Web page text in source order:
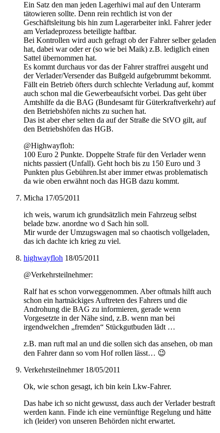
Ein Satz den man jeden Lagerhiwi mal auf den Unterarm
tätowieren sollte. Denn rein rechtlich ist von der
Geschäftsleitung bis hin zum Lagerarbeiter inkl. Fahrer jeder
am Verladeprozess beteiligte haftbar.
Bei Kontrollen wird auch gefragt ob der Fahrer selber geladen
hat, dabei war oder er (so wie bei Maik) z.B. lediglich einen
Sattel übernommen hat.
Es kommt durchaus vor das der Fahrer straffrei ausgeht und
der Verlader/Versender das Bußgeld aufgebrummt bekommt.
Fällt ein Betrieb öfters durch schlechte Verladung auf, kommt
auch schon mal die Gewerbeaufsicht vorbei. Das geht über
Amtshilfe da die BAG (Bundesamt für Güterkraftverkehr) auf
den Betriebshöfen nichts zu suchen hat.
Das ist aber eher selten da auf der Straße die StVO gilt, auf
den Betriebshöfen das HGB.
@Highwayfloh:
100 Euro 2 Punkte. Doppelte Strafe für den Verlader wenn
nichts passiert (Unfall). Geht hoch bis zu 150 Euro und 3
Punkten plus Gebühren.Ist aber immer etwas problematisch
da wie oben erwähnt noch das HGB dazu kommt.
Micha 17/05/2011
ich weis, warum ich grundsätzlich mein Fahrzeug selbst
belade bzw. anordne wo d Sach hin soll.
Mir wurde der Umzugswagen mal so chaotisch vollgeladen,
das ich dachte ich krieg zu viel.
highwayfloh 18/05/2011
@Verkehrsteilnehmer:
Ralf hat es schon vorweggenommen. Aber oftmals hilft auch
schon ein hartnäckiges Auftreten des Fahrers und die
Androhung die BAG zu informieren, gerade wenn
Vorgesetzte in der Nähe sind, z.B. wenn man bei
irgendwelchen „fremden“ Stückgutbuden lädt …
z.B. man ruft mal an und die sollen sich das ansehen, ob man
den Fahrer dann so vom Hof rollen lässt… 😉
Verkehrsteilnehmer 18/05/2011
Ok, wie schon gesagt, ich bin kein Lkw-Fahrer.
Das habe ich so nicht gewusst, dass auch der Verlader bestraft
werden kann. Finde ich eine vernünftige Regelung und hätte
ich (leider) von unseren Behörden nicht erwartet.